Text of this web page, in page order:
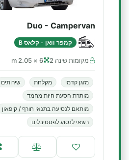
Duo - Campervan
קמפר וואן - קלאס B
מקומות שינה 2 6 × 2.05 m
מזגן קדמי מקלחת
שירותים
מותרת הסעת חיות מחמד
מותאם לנסיעה בתנאי חורף / קיפאון
רשאי לנסוע לפסטיבלים